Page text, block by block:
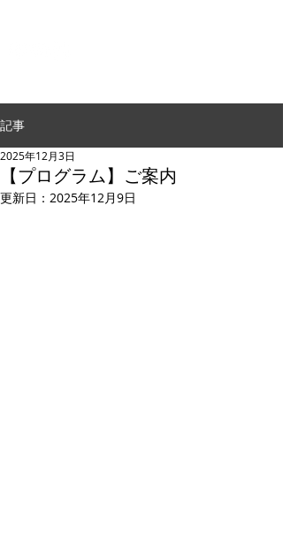
記事
【プログラム】ご案内
2025年12月3日
更新日： 2025年12月9日